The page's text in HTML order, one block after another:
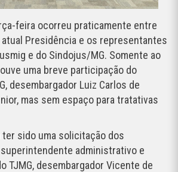
feira ocorreu praticamente entre
Presidência e os representantes
e do Sindojus/MG. Somente ao
uma breve participação do
desembargador Luiz Carlos de
mas sem espaço para tratativas
sido uma solicitação dos
administrativo e
TJMG, desembargador Vicente de